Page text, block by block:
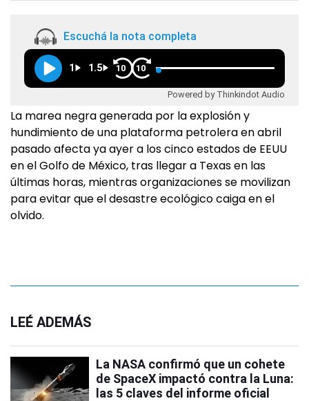
Escuchá la nota completa
1 1.5 10 10
Powered by Thinkindot Audio
La marea negra generada por la explosión y
hundimiento de una plataforma petrolera en abril
pasado afecta ya ayer a los cinco estados de EEUU
en el Golfo de México, tras llegar a Texas en las
últimas horas, mientras organizaciones se movilizan
para evitar que el desastre ecológico caiga en el
olvido.
LEÉ ADEMÁS
La NASA confirmó que un cohete
de SpaceX impactó contra la Luna:
las 5 claves del informe oficial